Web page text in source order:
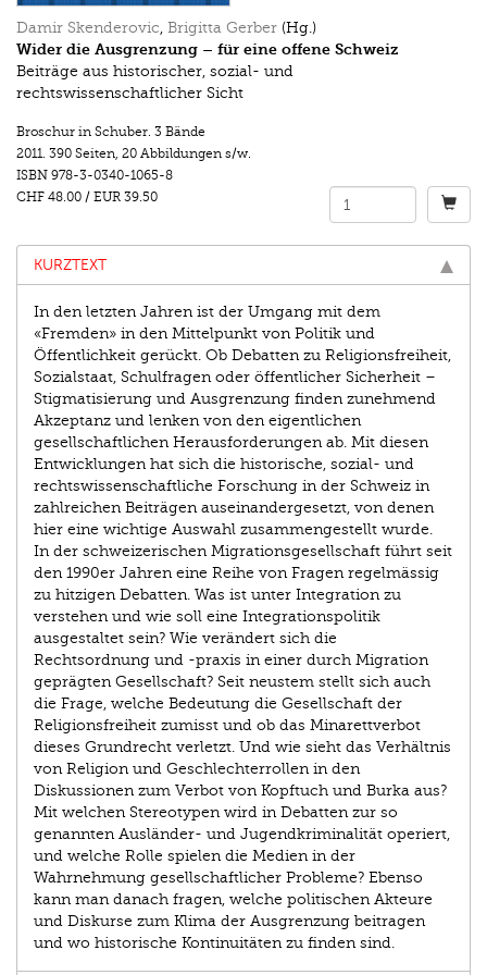
Damir Skenderovic, Brigitta Gerber (Hg.)
Wider die Ausgrenzung – für eine offene Schweiz
Beiträge aus historischer, sozial- und
rechtswissenschaftlicher Sicht
Broschur in Schuber. 3 Bände
2011. 390 Seiten, 20 Abbildungen s/w.
ISBN 978-3-0340-1065-8
CHF 48.00 / EUR 39.50
KURZTEXT
In den letzten Jahren ist der Umgang mit dem
«Fremden» in den Mittelpunkt von Politik und
Öffentlichkeit gerückt. Ob Debatten zu Religionsfreiheit,
Sozialstaat, Schulfragen oder öffentlicher Sicherheit –
Stigmatisierung und Ausgrenzung finden zunehmend
Akzeptanz und lenken von den eigentlichen
gesellschaftlichen Herausforderungen ab. Mit diesen
Entwicklungen hat sich die historische, sozial- und
rechtswissenschaftliche Forschung in der Schweiz in
zahlreichen Beiträgen auseinandergesetzt, von denen
hier eine wichtige Auswahl zusammengestellt wurde.
In der schweizerischen Migrationsgesellschaft führt seit
den 1990er Jahren eine Reihe von Fragen regelmässig
zu hitzigen Debatten. Was ist unter Integration zu
verstehen und wie soll eine Integrationspolitik
ausgestaltet sein? Wie verändert sich die
Rechtsordnung und -praxis in einer durch Migration
geprägten Gesellschaft? Seit neustem stellt sich auch
die Frage, welche Bedeutung die Gesellschaft der
Religionsfreiheit zumisst und ob das Minarettverbot
dieses Grundrecht verletzt. Und wie sieht das Verhältnis
von Religion und Geschlechterrollen in den
Diskussionen zum Verbot von Kopftuch und Burka aus?
Mit welchen Stereotypen wird in Debatten zur so
genannten Ausländer- und Jugendkriminalität operiert,
und welche Rolle spielen die Medien in der
Wahrnehmung gesellschaftlicher Probleme? Ebenso
kann man danach fragen, welche politischen Akteure
und Diskurse zum Klima der Ausgrenzung beitragen
und wo historische Kontinuitäten zu finden sind.